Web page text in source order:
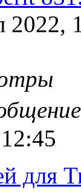
2022,
для